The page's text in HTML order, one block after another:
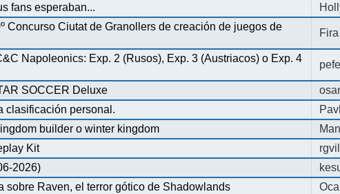
fans esperaban...
Concurso Ciutat de Granollers de creación de juegos de
Napoleonics: Exp. 2 (Rusos), Exp. 3 (Austriacos) o Exp. 4
SOCCER Deluxe
clasificación personal.
builder o winter kingdom
Kit
2026)
sobre Raven, el terror gótico de Shadowlands Oca